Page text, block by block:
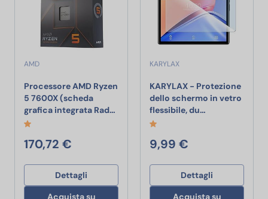
AMD
Processore AMD Ryzen
5 7600X (scheda
grafica integrata Rad… Processore AMD Ryzen 5 7600X
170,72 €
Dettagli
Acquista su
KARYLAX
KARYLAX - Protezione
dello schermo in vetro
flessibile, du…
9,99 €
Dettagli
Acquista su